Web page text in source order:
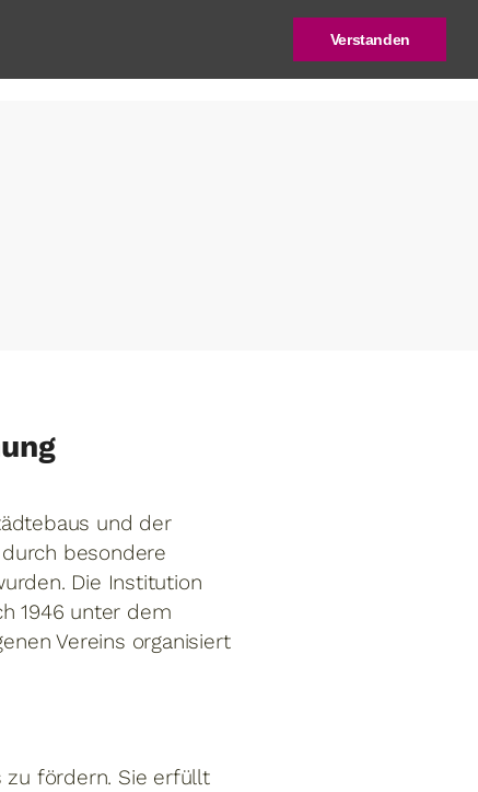
Verstanden
Deutscher Städtebaupreis
und der
besondere
Die Institution
1946 unter dem
Vereins organisiert
zu fördern. Sie erfüllt